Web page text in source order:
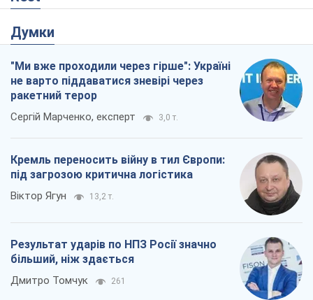
Думки
"Ми вже проходили через гірше": Україні
не варто піддаватися зневірі через
ракетний терор
Сергій Марченко, експерт 3,0 т.
Кремль переносить війну в тил Європи:
під загрозою критична логістика
Віктор Ягун 13,2 т.
Результат ударів по НПЗ Росії значно
більший, ніж здається
Дмитро Томчук 261